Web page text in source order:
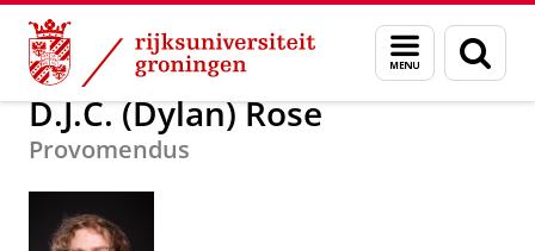
Skip
Content
Skip
Navigation
Menu
en
zoeken
Over ons D.J.C. (Dylan) Rose
D.J.C. (Dylan) Rose
Provomendus